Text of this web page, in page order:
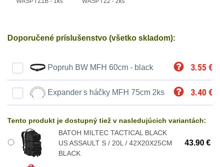
Svítilny
21700
Svítilny
pro
baterie
Svítilny
Doplňky
batohům
Svietidlá CRI≥90
Laserové značkovače9
Držiaky a
príslušenstvo34
18650 1
Doporučené príslušenstvo (všetko skladom):
Popruh BW MFH 60cm - black 3.55 €
Expander s háčky MFH 75cm 2ks 3.40 €
Tento produkt je dostupný tiež v nasledujúcich variantách:
BATOH MILTEC TACTICAL BLACK
US ASSAULT S / 20L / 42X20X25CM
BLACK
43.90 €